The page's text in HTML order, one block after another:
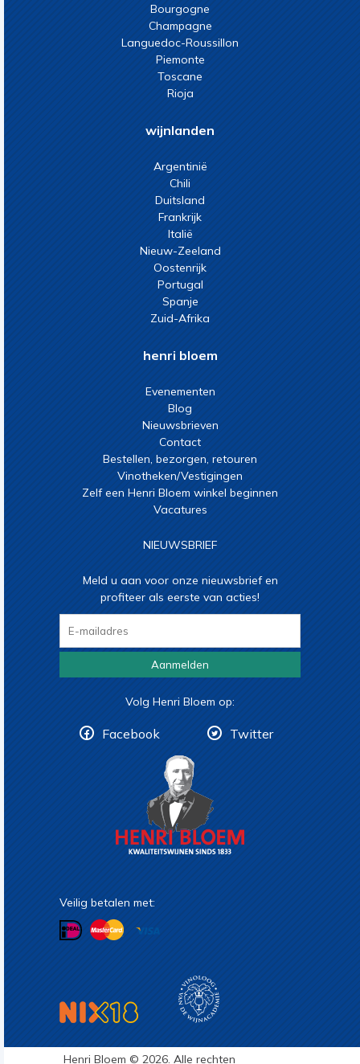
Bourgogne
Champagne
Languedoc-Roussillon
Piemonte
Toscane
Rioja
wijnlanden
Argentinië
Chili
Duitsland
Frankrijk
Italië
Nieuw-Zeeland
Oostenrijk
Portugal
Spanje
Zuid-Afrika
henri bloem
Evenementen
Blog
Nieuwsbrieven
Contact
Bestellen, bezorgen, retouren
Vinotheken/Vestigingen
Zelf een Henri Bloem winkel beginnen
Vacatures
NIEUWSBRIEF
Meld u aan voor onze nieuwsbrief en
profiteer als eerste van acties!
Aanmelden
Volg Henri Bloem op:
Facebook Twitter
Veilig betalen met:
Henri Bloem © 2026. Alle rechten